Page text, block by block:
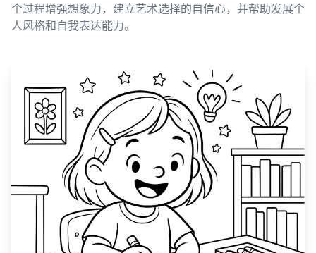
个过程增强想象力，建立艺术选择的自信心，并帮助发展个
人风格和自我表达能力。